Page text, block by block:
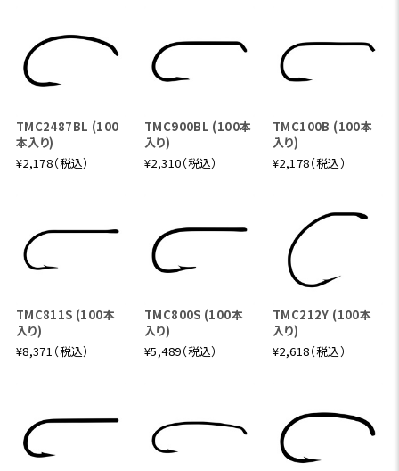
TMC2487BL (100
本入り)
¥2,178（税込）
TMC900BL (100本
入り)
¥2,310（税込）
TMC100B (100本
入り)
¥2,178（税込）
TMC811S (100本
入り)
¥8,371（税込）
TMC800S (100本
入り)
¥5,489（税込）
TMC212Y (100本
入り)
¥2,618（税込）